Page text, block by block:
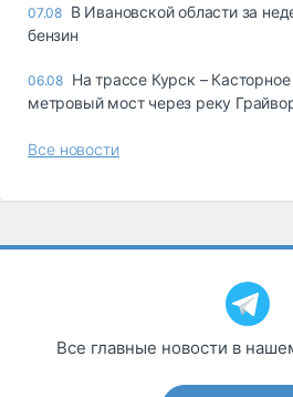
07.08 В Ивановской области за
бензин
06.08 На трассе Курск –
метровый мост через реку
Все новости
Все главные новости в